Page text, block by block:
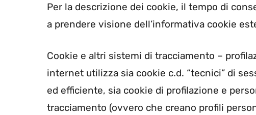
Per la descrizione dei cookie, il tempo di
a prendere visione dell’informativa cookie
Cookie e altri sistemi di tracciamento –
internet utilizza sia cookie c.d. “tecnici” di
ed efficiente, sia cookie di profilazione e
tracciamento (ovvero che creano profili